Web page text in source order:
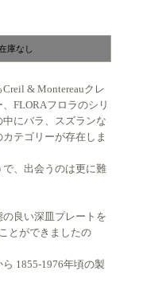
庫なし
& Montereauクレ
FLORAフロラのシリ
にバラ、スズランな
テゴリーが存在しま
、出会うのは更に難
良い深皿プレートを
とができましたの
1855-1976年頃の製